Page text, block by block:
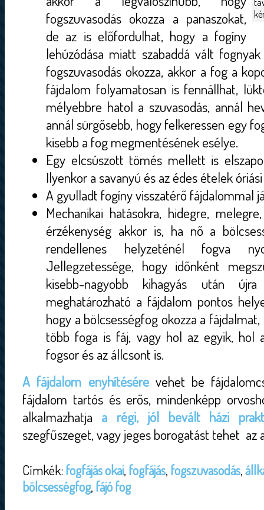
fogszuvasodás okozza a panaszokat,
de az is előfordulhat, hogy a fogíny
lehúzódása miatt szabaddá vált
fogszuvasodás okozza, akkor a fog a
fájdalom folyamatosan is fennállhat,
mélyebbre hatol a szuvasodás, annál
annál sürgősebb, hogy felkeressen egy
kisebb a fog megmentésének esélye.
Egy elcsúszott tömés mellett is
Ilyenkor a savanyú és az édes ételek
A gyulladt fogíny visszatérő fájdalommal
Mechanikai hatásokra, hidegre,
érzékenység akkor is, ha nő a
rendellenes helyzeténél fogva
Jellegzetessége, hogy időnként
kisebb-nagyobb kihagyás után
meghatározható a fájdalom pontos
hogy a bölcsességfog okozza a
több foga is fáj, vagy hol az egyik, hol
fogsor és az állcsont is.
A fájdalom enyhítésérevehet be
fájdalom tartós és erős, mindenképp
alkalmazhatja a régi, jól bevált házi
szegfűszeget, vagy jeges borogatást tehet az
Címkék: fogfájás okai, fogfájás, fogszuvasodás,
bölcsességfog, fájó fog